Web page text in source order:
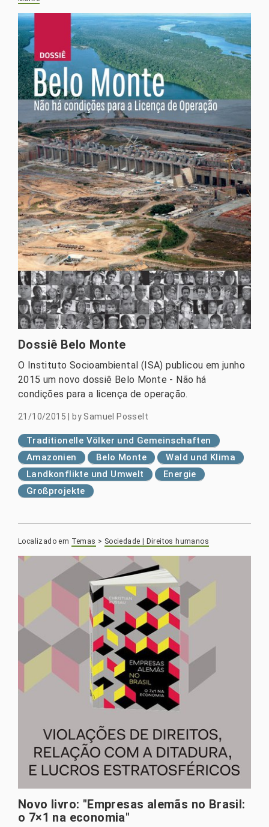
Dossiê Belo Monte
O Instituto Socioambiental (ISA) publicou em junho
2015 um novo dossiê Belo Monte - Não há
condições para a licença de operação.
21/10/2015 by Samuel Posselt
Traditionelle Völker und Gemeinschaften
Amazonien
Belo Monte
Wald und Klima
Landkonflikte und Umwelt
Energie
Großprojekte
Localizado em Temas > Sociedade | Direitos humanos
Novo livro: "Empresas alemãs no Brasil:
o 7×1 na economia"